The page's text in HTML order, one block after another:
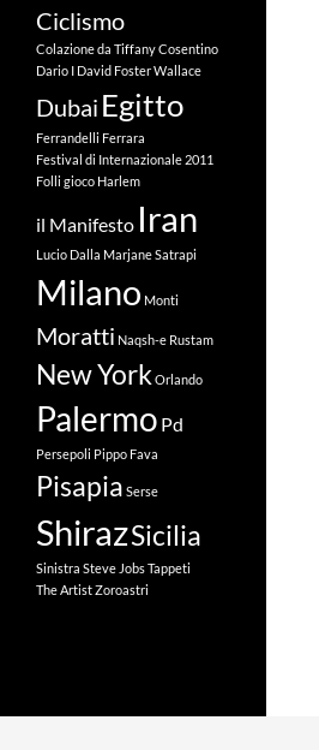
Ciclismo
Colazione da TiffanyCosentino
Dario I David Foster Wallace
Dubai Egitto
Ferrandelli Ferrara
Festival di Internazionale 2011
Folli gioco Harlem
il Manifesto Iran
Lucio Dalla Marjane Satrapi
Milano Monti
Moratti Naqsh-e Rustam
New York Orlando
Palermo Pd
Persepoli Pippo Fava
Pisapia Serse
ShirazSicilia
Sinistra Steve JobsTappeti
The ArtistZoroastri